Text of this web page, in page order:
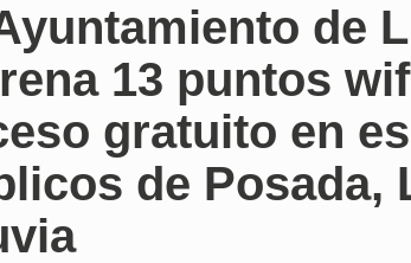
de
13 puntos
gratuito en
de Posada,